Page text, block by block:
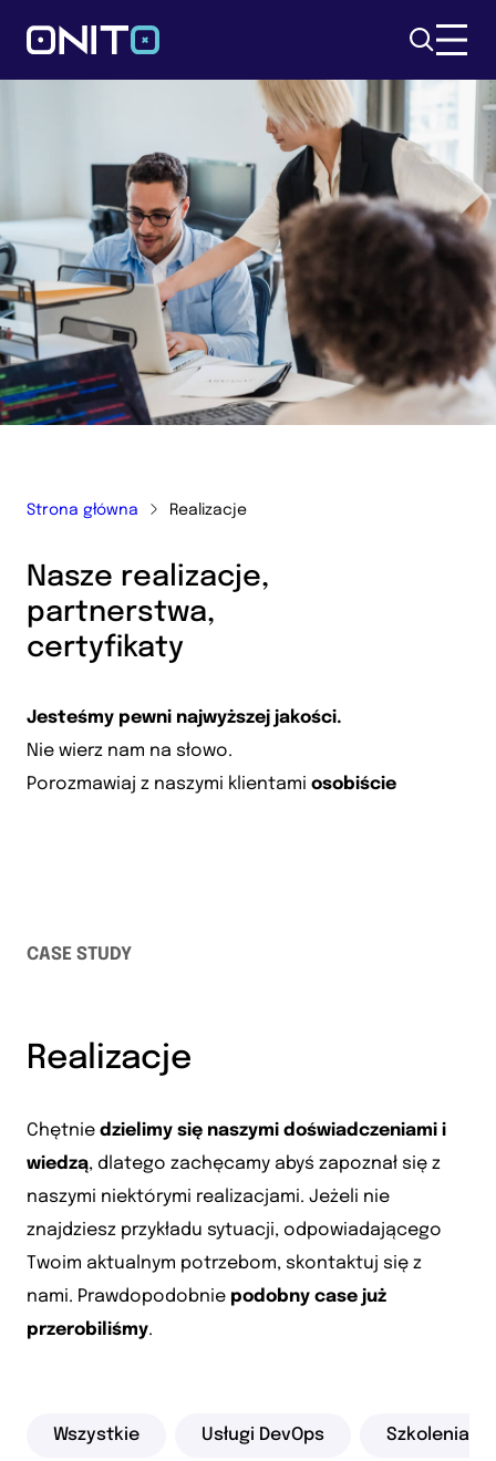
Szukaj
Strona główna Realizacje
Nasze realizacje,
partnerstwa,
certyfikaty
Jesteśmy pewni najwyższej jakości.
Nie wierz nam na słowo.
Porozmawiaj z naszymi klientami osobiście
CASE STUDY
Realizacje
Chętnie dzielimy się naszymi doświadczeniami i
wiedzą, dlatego zachęcamy abyś zapoznał się z
naszymi niektórymi realizacjami. Jeżeli nie
znajdziesz przykładu sytuacji, odpowiadającego
Twoim aktualnym potrzebom, skontaktuj się z
nami. Prawdopodobnie podobny case już
przerobiliśmy.
Wszystkie Usługi DevOps Szkolenia